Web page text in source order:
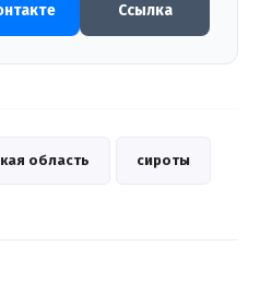
Ссылка
область сироты